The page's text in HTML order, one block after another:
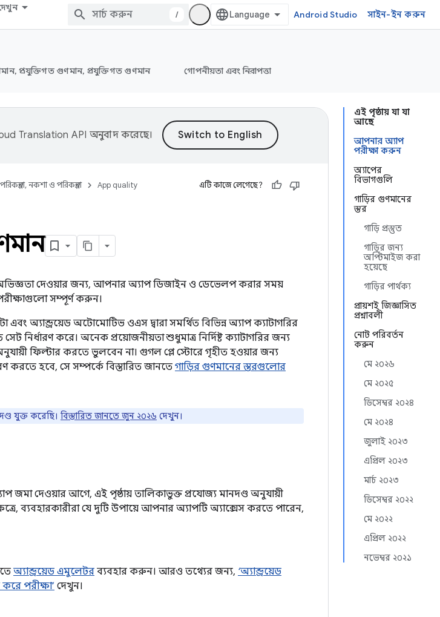
/ Android Studio সাইন-ইন করুন
প্রযুক্তিগত গুণমান, প্রযুক্তিগত গুণমান গোপনীয়তা এবং নিরাপত্তা
এই পৃষ্ঠায় যা যা
আছে
আপনার অ্যাপ
পরীক্ষা করুন
অ্যাপের
বিভাগগুলি
গাড়ির গুণমানের
স্তর
গাড়ি প্রস্তুত
গাড়ির জন্য
অপ্টিমাইজ করা
হয়েছে
গাড়ির পার্থক্য
প্রায়শই জিজ্ঞাসিত
প্রশ্নাবলী
নোট পরিবর্তন
করুন
মে ২০২৬
মে ২০২৫
ডিসেম্বর ২০২৪
মে ২০২৪
জুলাই ২০২৩
এপ্রিল ২০২৩
মার্চ ২০২৩
ডিসেম্বর ২০২২
মে ২০২২
এপ্রিল ২০২২
নভেম্বর ২০২১
Translation API অনুবাদ করেছে।
নকশা ও পরিকল্পনা
App quality
এটি কাজে লেগেছে?
দেওয়ার জন্য, আপনার অ্যাপ ডিজাইন ও ডেভেলপ করার সময়
সম্পূর্ণ করুন।
অ্যান্ড্রয়েড অটোমোটিভ ওএস দ্বারা সমর্থিত বিভিন্ন অ্যাপ ক্যাটাগরির
নির্ধারণ করে। অনেক প্রয়োজনীয়তা শুধুমাত্র নির্দিষ্ট ক্যাটাগরির জন্য
ফিল্টার করতে ভুলবেন না। গুগল প্লে স্টোরে গৃহীত হওয়ার জন্য
হবে, সে সম্পর্কে বিস্তারিত জানতে গাড়ির গুণমানের স্তরগুলোর
যুক্ত করেছি। বিস্তারিত জানতে জুন ২০২৬ দেখুন।
জমা দেওয়ার আগে, এই পৃষ্ঠায় তালিকাভুক্ত প্রযোজ্য মানদণ্ড অনুযায়ী
ব্যবহারকারীরা যে দুটি উপায়ে আপনার অ্যাপটি অ্যাক্সেস করতে পারেন,
অ্যান্ড্রয়েড এমুলেটর ব্যবহার করুন। আরও তথ্যের জন্য, ‘অ্যান্ড্রয়েড
পরীক্ষা’ দেখুন।